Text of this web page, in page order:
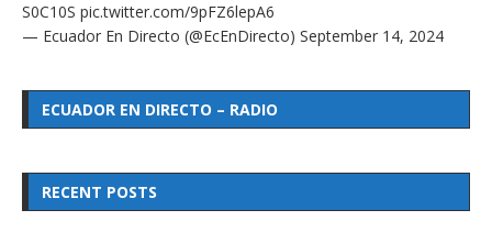
S0C10S pic.twitter.com/9pFZ6lepA6
— Ecuador En Directo (@EcEnDirecto) September 14, 2024
ECUADOR EN DIRECTO – RADIO
RECENT POSTS